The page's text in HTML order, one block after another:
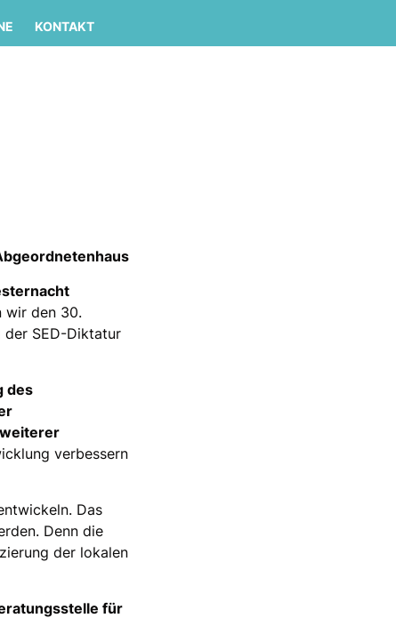
KONTAKT
wir den 30.
SED-Diktatur
des
verbessern
Das
Denn die
der lokalen
für